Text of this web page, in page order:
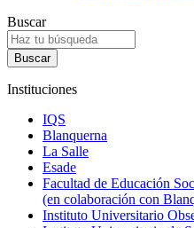
Buscar
Instituciones
IQS
Blanquerna
La Salle
Esade
Facultad de Educación
(en colaboración con
Instituto Universitario